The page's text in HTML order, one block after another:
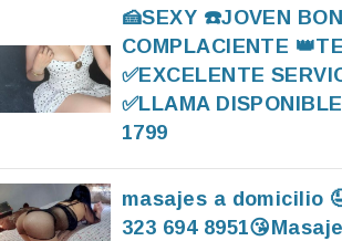
🍰SEXY ☎️JOVEN
COMPLACIENTE
✅️EXCELENTE
✅️LLAMA
1799
masajes a domicilio
323 694